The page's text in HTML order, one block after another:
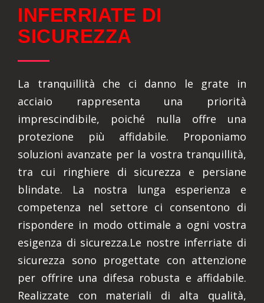
INFERRIATE DI
SICUREZZA
La tranquillità che ci danno le grate in
acciaio rappresenta una priorità
imprescindibile, poiché nulla offre una
protezione più affidabile. Proponiamo
soluzioni avanzate per la vostra tranquillità,
tra cui ringhiere di sicurezza e persiane
blindate. La nostra lunga esperienza e
competenza nel settore ci consentono di
rispondere in modo ottimale a ogni vostra
esigenza di sicurezza.Le nostre inferriate di
sicurezza sono progettate con attenzione
per offrire una difesa robusta e affidabile.
Realizzate con materiali di alta qualità,